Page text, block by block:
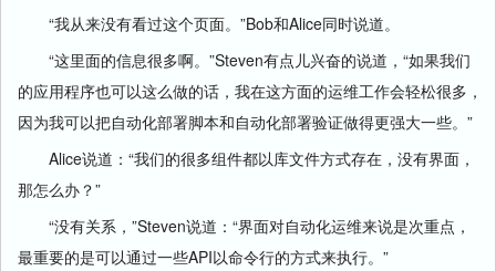
“我从来没有看过这个页面。”Bob和Alice同时说道。
“这里面的信息很多啊。”Steven有点儿兴奋的说道，“如果我们
的应用程序也可以这么做的话，我在这方面的运维工作会轻松很多，
因为我可以把自动化部署脚本和自动化部署验证做得更强大一些。”
Alice说道：“我们的很多组件都以库文件方式存在，没有界面，
那怎么办？”
“没有关系，”Steven说道：“界面对自动化运维来说是次重点，
最重要的是可以通过一些API以命令行的方式来执行。”